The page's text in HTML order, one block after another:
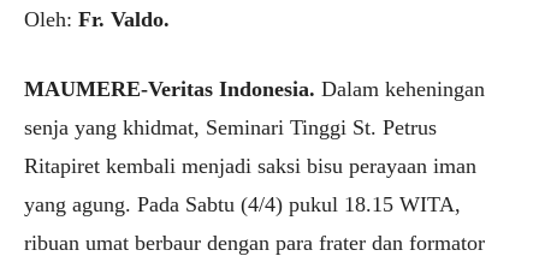
Oleh: Fr. Valdo.
MAUMERE-Veritas Indonesia. Dalam keheningan
senja yang khidmat, Seminari Tinggi St. Petrus
Ritapiret kembali menjadi saksi bisu perayaan iman
yang agung. Pada Sabtu (4/4) pukul 18.15 WITA,
ribuan umat berbaur dengan para frater dan formator